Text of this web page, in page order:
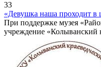
33
«Девушка наша проходит в
При поддержке музея
учреждение «Колыванский